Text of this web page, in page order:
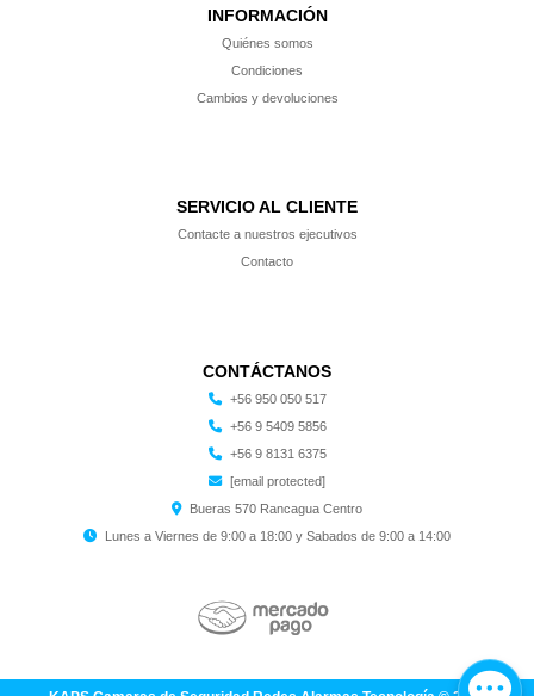
INFORMACIÓN
Quiénes somos
Condiciones
Cambios y devoluciones
SERVICIO AL CLIENTE
Contacte a nuestros ejecutivos
Contacto
CONTÁCTANOS
+56 950 050 517
+56 9 5409 5856
+56 9 8131 6375
[email protected]
Bueras 570 Rancagua Centro
Lunes a Viernes de 9:00 a 18:00 y Sabados de 9:00 a 14:00